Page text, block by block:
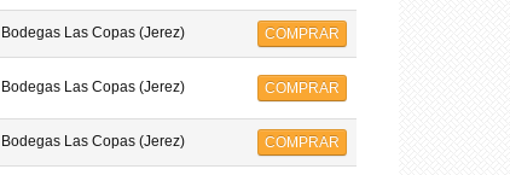
Bodegas Las Copas (Jerez) COMPRAR
Bodegas Las Copas (Jerez) COMPRAR
Bodegas Las Copas (Jerez) COMPRAR